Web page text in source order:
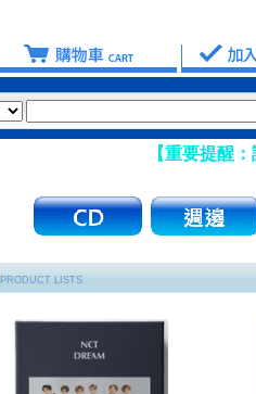
【重要提醒：請盡量避
PRODUCT LISTS